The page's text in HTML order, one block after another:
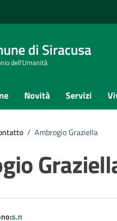
di Siracusa
dell'Umanità
Novità Servizi
/ Ambrogio Graziella
s.n